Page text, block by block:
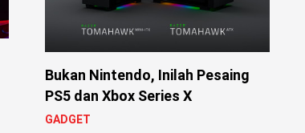
Bukan Nintendo, Inilah Pesaing
PS5 dan Xbox Series X
GADGET